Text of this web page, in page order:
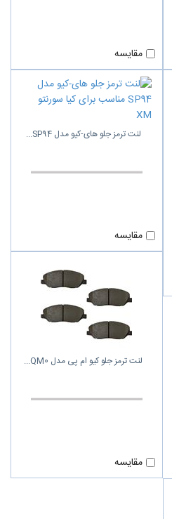
مقایسه
لنت ترمز جلو های-کیو مدل SP94
مقایسه
لنت ترمز جلو کیو ام پی مدل QM0
مقایسه